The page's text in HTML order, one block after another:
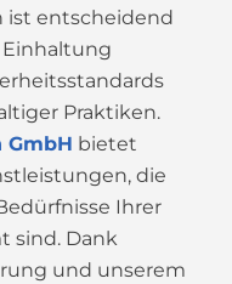
ist entscheidend
Einhaltung
Praktiken.
bietet
die
Ihrer
sind. Dank
und unserem